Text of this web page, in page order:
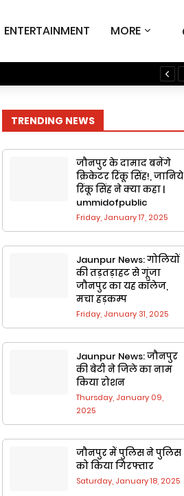
ENTERTAINMENT MORE
TRENDING NEWS
जौनपुर के दामाद बनेंगे
क्रिकेटर रिंकू सिंह!, जानिये
रिंकू सिंह ने क्या कहा |
ummidofpublic
Friday, January 17, 2025
Jaunpur News: गोलियों
की तड़तड़ाहट से गूंजा
जौनपुर का यह कॉलेज,
मचा हड़कम्प
Friday, January 31, 2025
Jaunpur News: जौनपुर
की बेटी ने जिले का नाम
किया रोशन
Thursday, January 09,
2025
जौनपुर में पुलिस ने पुलिस
को किया गिरफ्तार
Saturday, January 18, 2025